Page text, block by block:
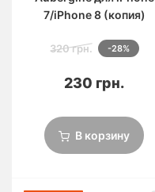
7/iPhone 8 (копия)
320 грн. -28%
230 грн.
В корзину